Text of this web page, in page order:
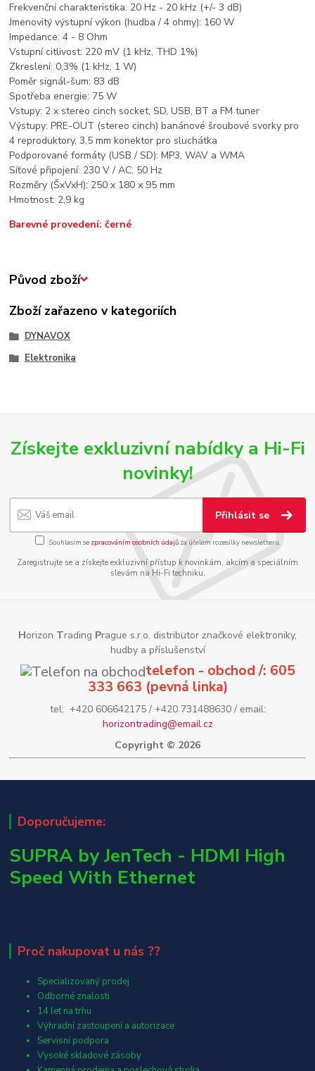
Frekvenční charakteristika: 20 Hz - 20 kHz (+/- 3 dB)
Jmenovitý výstupní výkon (hudba / 4 ohmy): 160 W
Impedance: 4 - 8 Ohm
Vstupní citlivost: 220 mV (1 kHz, THD 1%)
Zkreslení: 0,3% (1 kHz, 1 W)
Poměr signál-šum: 83 dB
Spotřeba energie: 75 W
Vstupy: 2 x stereo cinch socket, SD, USB, BT a FM tuner
Výstupy: PRE-OUT (stereo cinch) banánové šroubové svorky pro
4 reproduktory, 3,5 mm konektor pro sluchátka
Podporované formáty (USB / SD): MP3, WAV a WMA
Síťové připojení: 230 V / AC, 50 Hz
Rozměry (ŠxVxH): 250 x 180 x 95 mm
Hmotnost: 2,9 kg
Barevné provedení: černé
Původ zboží
Zboží zařazeno v kategoriích
DYNAVOX
Elektronika
Získejte exkluzivní nabídky a Hi-Fi
novinky!
Přihlásit se
Souhlasím se zpracováním osobních údajůza účelem rozesílky newsletteru.
Zaregistrujte se a získejte exkluzivní přístup k novinkám, akcím a speciálním
slevám na Hi-Fi techniku.
Horizon Trading Prague s.r.o. distributor značkové elektroniky,
hudby a příslušenství
telefon - obchod /: 605
333 663 (pevná linka)
tel: +420 606642175 / +420 731488630 / email:
horizontrading@email.cz
Copyright © 2026
Doporučujeme:
SUPRA by JenTech - HDMI High
Speed With Ethernet
Proč nakupovat u nás ??
Specializovaný prodej
Odborné znalosti
14 let na trhu
Výhradní zastoupení a autorizace
Servisní podpora
Vysoké skladové zásoby